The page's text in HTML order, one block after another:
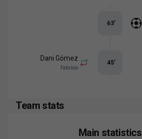
63’
Dani Gómez
Fabrício
45’
Team stats
Main statistics